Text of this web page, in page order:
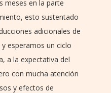
meses en la parte
esto sustentado
adicionales de
esperamos un ciclo
a la expectativa del
con mucha atención
y efectos de